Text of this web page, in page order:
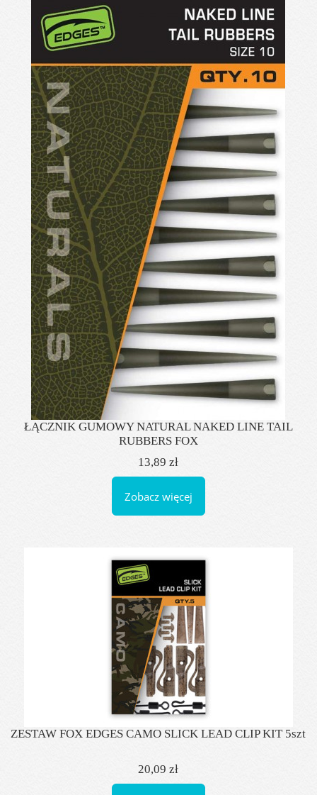
ŁĄCZNIK GUMOWY NATURAL NAKED LINE TAIL
RUBBERS FOX
13,89 zł
Zobacz więcej
ZESTAW FOX EDGES CAMO SLICK LEAD CLIP KIT 5szt
20,09 zł